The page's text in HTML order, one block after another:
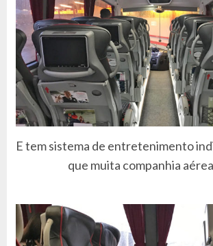
E tem sistema de entretenimento
que muita companhia